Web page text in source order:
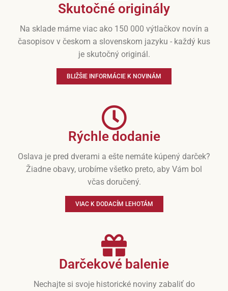
Skutočné originály
Na sklade máme viac ako 150 000 výtlačkov novín a
časopisov v českom a slovenskom jazyku - každý kus
je skutočný originál.
BLIŽŠIE INFORMÁCIE K NOVINÁM
Rýchle dodanie
Oslava je pred dverami a ešte nemáte kúpený darček?
Žiadne obavy, urobíme všetko preto, aby Vám bol
včas doručený.
VIAC K DODACÍM LEHOTÁM
Darčekové balenie
Nechajte si svoje historické noviny zabaliť do